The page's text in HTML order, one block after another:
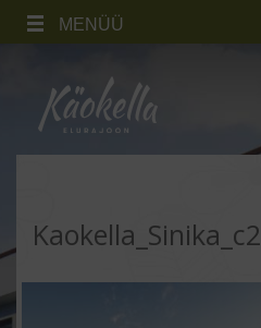
MENÜÜ
Kaokella_Sinika_c2